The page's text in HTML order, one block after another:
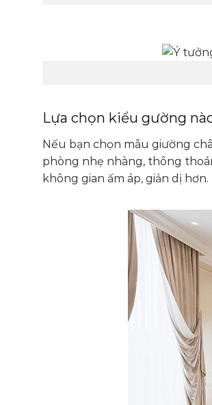
Gọn
Lựa chọn kiểu gường
Nếu bạn chọn mẫu giường
phòng nhẹ nhàng, thông
không gian ấm áp, giản dị hơn.